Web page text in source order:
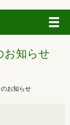
メ
お知らせ
お知らせ